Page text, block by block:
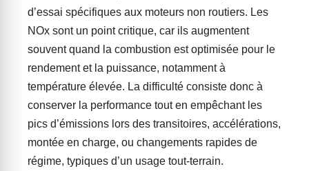
d’essai spécifiques aux moteurs non routiers. Les
NOx sont un point critique, car ils augmentent
souvent quand la combustion est optimisée pour le
rendement et la puissance, notamment à
température élevée. La difficulté consiste donc à
conserver la performance tout en empêchant les
pics d’émissions lors des transitoires, accélérations,
montée en charge, ou changements rapides de
régime, typiques d’un usage tout-terrain.